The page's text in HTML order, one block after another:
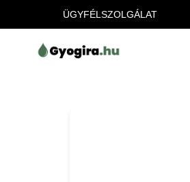
ÜGYFÉLSZOLGÁLAT